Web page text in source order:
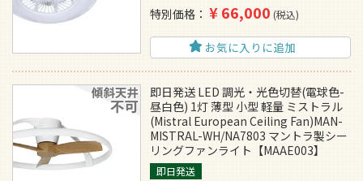
特別価格
¥66,000 税込
お気に入りに追加
即日発送 LED 調光・光色切替(電球色-
昼白色) 1灯 薄型 小型 軽量 ミストラル
(Mistral European Ceiling Fan)MAN-
MISTRAL-WH/NA7803 マントラ製シー
リングファンライト【MAAE003】
即日発送